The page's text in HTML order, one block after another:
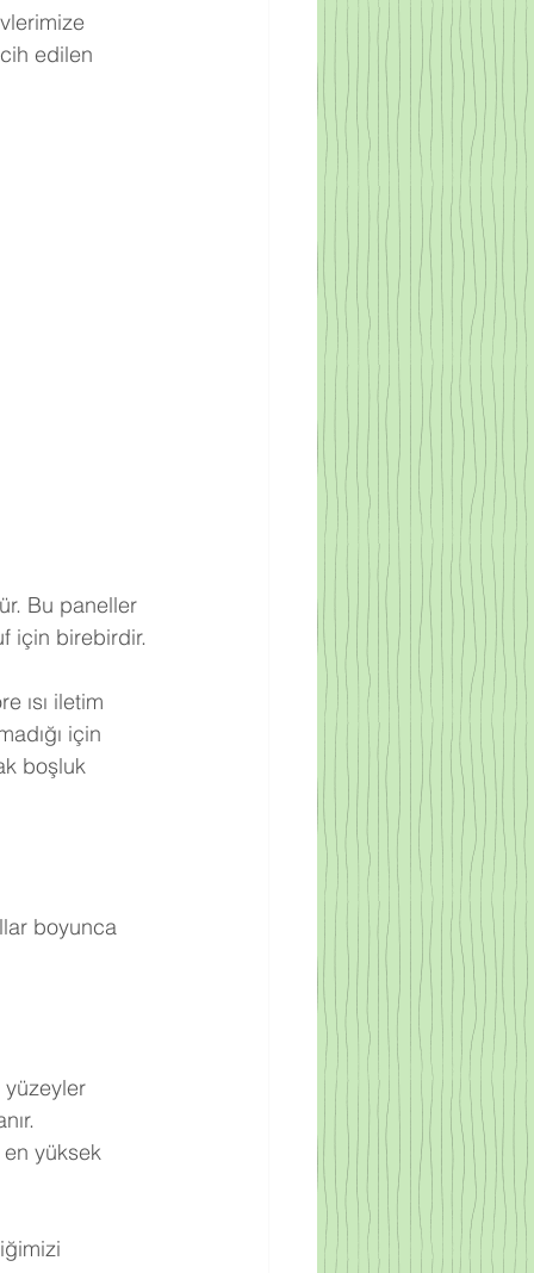
edilen
Bu paneller
için birebirdir.
ısı iletim
için
boşluk
boyunca
yüzeyler
en yüksek